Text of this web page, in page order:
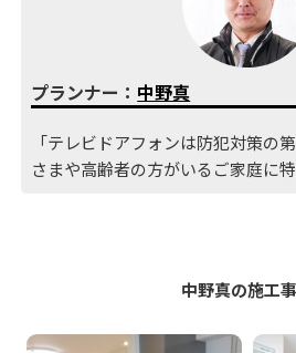
プランナー： 中野真
「テレビドアフォンは防犯対策の
さまや高齢者の方がいるご家庭に
中野真の施工